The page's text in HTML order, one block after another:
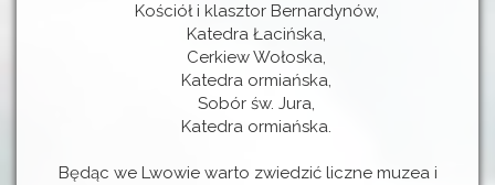
Kościół i klasztor Bernardynów,
Katedra Łacińska,
Cerkiew Wołoska,
Katedra ormiańska,
Sobór św. Jura,
Katedra ormiańska.
Będąc we Lwowie warto zwiedzić liczne muzea i